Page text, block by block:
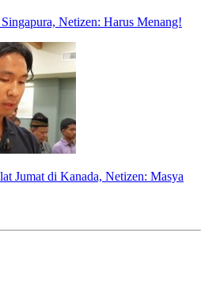
Netizen: Harus Menang!
Jumat di Kanada, Netizen: Masya